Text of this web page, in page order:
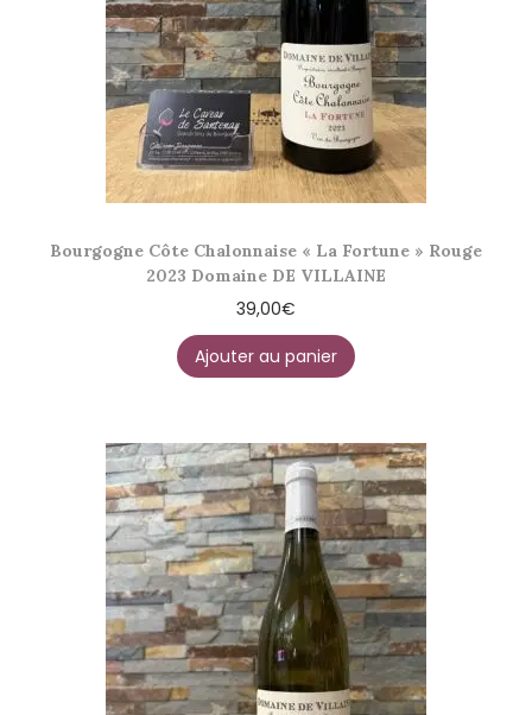
Bourgogne Côte Chalonnaise « La Fortune » Rouge
2023 Domaine DE VILLAINE
39,00€
Ajouter au panier